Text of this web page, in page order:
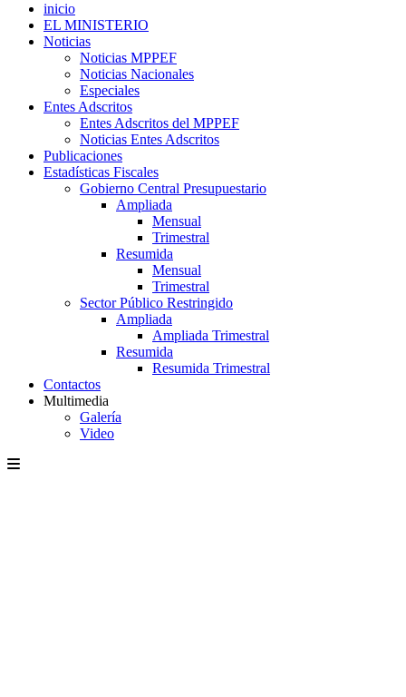
inicio
EL MINISTERIO
Noticias
Noticias MPPEF
Noticias Nacionales
Especiales
Entes Adscritos
Entes Adscritos del MPPEF
Noticias Entes Adscritos
Publicaciones
Estadísticas Fiscales
Gobierno Central Presupuestario
Ampliada
Mensual
Trimestral
Resumida
Mensual
Trimestral
Sector Público Restringido
Ampliada
Ampliada Trimestral
Resumida
Resumida Trimestral
Contactos
Multimedia
Galería
Video